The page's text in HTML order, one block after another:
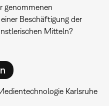
genommenen
Beschäftigung der
Mitteln?
Karlsruhe